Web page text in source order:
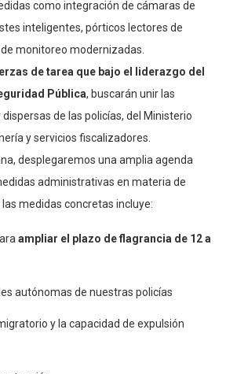
como integración de cámaras de
inteligentes, pórticos lectores de
monitoreo modernizadas.
de tarea que bajo el liderazgo del
Pública, buscarán unir las
de las policías, del Ministerio
y servicios fiscalizadores.
desplegaremos una amplia agenda
administrativas en materia de
medidas concretas incluye:
ampliar el plazo de flagrancia de 12 a
autónomas de nuestras policías
y la capacidad de expulsión